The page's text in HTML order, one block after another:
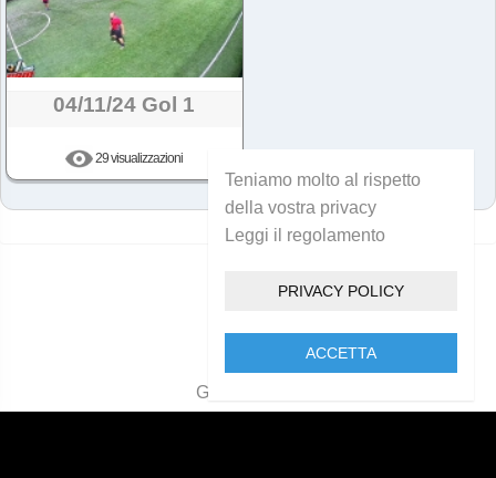
04/11/24 Gol 1
29 visualizzazioni
Teniamo molto al rispetto
della vostra privacy
Leggi il regolamento
PRIVACY POLICY
ACCETTA
Golcam 2021